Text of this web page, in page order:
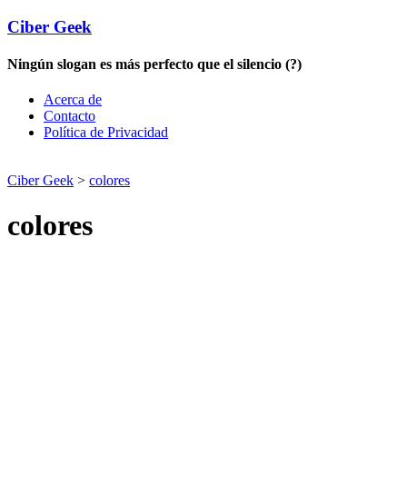
Ciber Geek
Ningún slogan es más perfecto que el silencio (?)
Acerca de
Contacto
Política de Privacidad
Ciber Geek > colores
colores